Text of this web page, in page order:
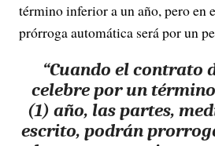
término inferior a un año, pero en
prórroga automática será por un
“Cuando el contrato
celebre por un
(1) año, las partes,
escrito, podrán